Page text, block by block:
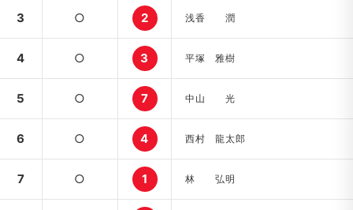
3 ○ 2 浅香 潤
4 ○ 3 平塚 雅樹
5 ○ 7 中山 光
6 ○ 4 西村 龍太郎
7 ○ 1 林 弘明